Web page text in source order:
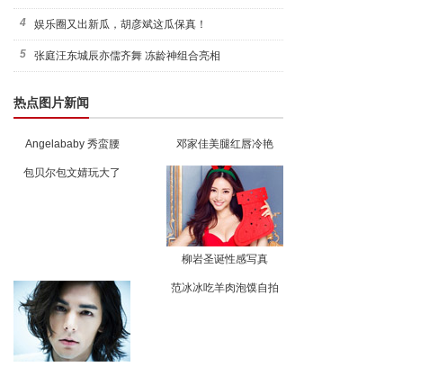
的承诺真
4 娱乐圈又出新瓜，胡彦斌这瓜保真！
5 张庭汪东城辰亦儒齐舞 冻龄神组合亮相
热点图片新闻
Angelababy 秀蛮腰 邓家佳美腿红唇冷艳
包贝尔包文婧玩大了
柳岩圣诞性感写真
范冰冰吃羊肉泡馍自拍